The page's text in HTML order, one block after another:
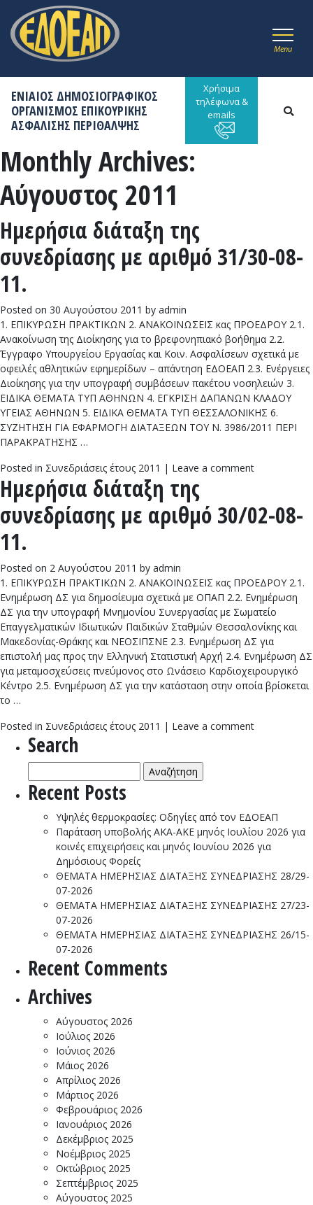
Menu
ΕΝΙΑΙΟΣ ΔΗΜΟΣΙΟΓΡΑΦΙΚΟΣ
ΟΡΓΑΝΙΣΜΟΣ ΕΠΙΚΟΥΡΙΚΗΣ
ΑΣΦΑΛΙΣΗΣ ΠΕΡΙΘΑΛΨΗΣ
Χρήσιμα
τηλέφωνα &
emails
Monthly Archives:
Αύγουστος 2011
Ημερήσια διάταξη της
συνεδρίασης με αριθμό 31/30-08-
11.
Posted on 30 Αυγούστου 2011 by admin
1. ΕΠΙΚΥΡΩΣΗ ΠΡΑΚΤΙΚΩΝ 2. ΑΝΑΚΟΙΝΩΣΕΙΣ κας ΠΡΟΕΔΡΟΥ 2.1.
Ανακοίνωση της Διοίκησης για το βρεφονηπιακό βοήθημα 2.2.
Έγγραφο Υπουργείου Εργασίας και Κοιν. Ασφαλίσεων σχετικά με
οφειλές αθλητικών εφημερίδων – απάντηση ΕΔΟΕΑΠ 2.3. Ενέργειες
Διοίκησης για την υπογραφή συμβάσεων πακέτου νοσηλειών 3.
ΕΙΔΙΚΑ ΘΕΜΑΤΑ ΤΥΠ ΑΘΗΝΩΝ 4. ΕΓΚΡΙΣΗ ΔΑΠΑΝΩΝ ΚΛΑΔΟΥ
ΥΓΕΙΑΣ ΑΘΗΝΩΝ 5. ΕΙΔΙΚΑ ΘΕΜΑΤΑ ΤΥΠ ΘΕΣΣΑΛΟΝΙΚΗΣ 6.
ΣΥΖΗΤΗΣΗ ΓΙΑ ΕΦΑΡΜΟΓΗ ΔΙΑΤΑΞΕΩΝ ΤΟΥ Ν. 3986/2011 ΠΕΡΙ
ΠΑΡΑΚΡΑΤΗΣΗΣ …
Posted in Συνεδριάσεις έτους 2011 | Leave a comment
Ημερήσια διάταξη της
συνεδρίασης με αριθμό 30/02-08-
11.
Posted on 2 Αυγούστου 2011 by admin
1. ΕΠΙΚΥΡΩΣΗ ΠΡΑΚΤΙΚΩΝ 2. ΑΝΑΚΟΙΝΩΣΕΙΣ κας ΠΡΟΕΔΡΟΥ 2.1.
Ενημέρωση ΔΣ για δημοσίευμα σχετικά με ΟΠΑΠ 2.2. Ενημέρωση
ΔΣ για την υπογραφή Μνημονίου Συνεργασίας με Σωματείο
Επαγγελματικών Ιδιωτικών Παιδικών Σταθμών Θεσσαλονίκης και
Μακεδονίας-Θράκης και ΝΕΟΣΙΠΣΝΕ 2.3. Ενημέρωση ΔΣ για
επιστολή μας προς την Ελληνική Στατιστική Αρχή 2.4. Ενημέρωση ΔΣ
για μεταμοσχεύσεις πνεύμονος στο Ωνάσειο Καρδιοχειρουργικό
Κέντρο 2.5. Ενημέρωση ΔΣ για την κατάσταση στην οποία βρίσκεται
το …
Posted in Συνεδριάσεις έτους 2011 | Leave a comment
Search
για:
Recent Posts
Υψηλές θερμοκρασίες: Οδηγίες από τον ΕΔΟΕΑΠ
Παράταση υποβολής ΑΚΑ-ΑΚΕ μηνός Ιουλίου 2026 για
κοινές επιχειρήσεις και μηνός Ιουνίου 2026 για
Δημόσιους Φορείς
ΘΕΜΑΤΑ ΗΜΕΡΗΣΙΑΣ ΔΙΑΤΑΞΗΣ ΣΥΝΕΔΡΙΑΣΗΣ 28/29-
07-2026
ΘΕΜΑΤΑ ΗΜΕΡΗΣΙΑΣ ΔΙΑΤΑΞΗΣ ΣΥΝΕΔΡΙΑΣΗΣ 27/23-
07-2026
ΘΕΜΑΤΑ ΗΜΕΡΗΣΙΑΣ ΔΙΑΤΑΞΗΣ ΣΥΝΕΔΡΙΑΣΗΣ 26/15-
07-2026
Recent Comments
Archives
Αύγουστος 2026
Ιούλιος 2026
Ιούνιος 2026
Μάιος 2026
Απρίλιος 2026
Μάρτιος 2026
Φεβρουάριος 2026
Ιανουάριος 2026
Δεκέμβριος 2025
Νοέμβριος 2025
Οκτώβριος 2025
Σεπτέμβριος 2025
Αύγουστος 2025